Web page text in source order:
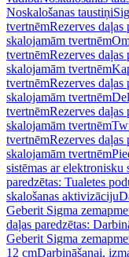
Noskalošanas taustiņi
tvertnēmRezerves daļas
skalojamām tvertnēm
tvertnēmRezerves daļas
skalojamām tvertnēm
tvertnēmRezerves daļas
skalojamām tvertnēm
tvertnēmRezerves daļas
skalojamām tvertnēm
tvertnēmRezerves daļas
skalojamām tvertnēm
sistēmas ar elektronisku
paredzētas: Tualetes
skalošanas aktivizāciju
Geberit Sigma
daļas paredzētas:
Geberit Sigma
12 cmDarbināšanai,